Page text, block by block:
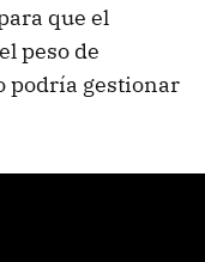
que el
peso de
podría gestionar